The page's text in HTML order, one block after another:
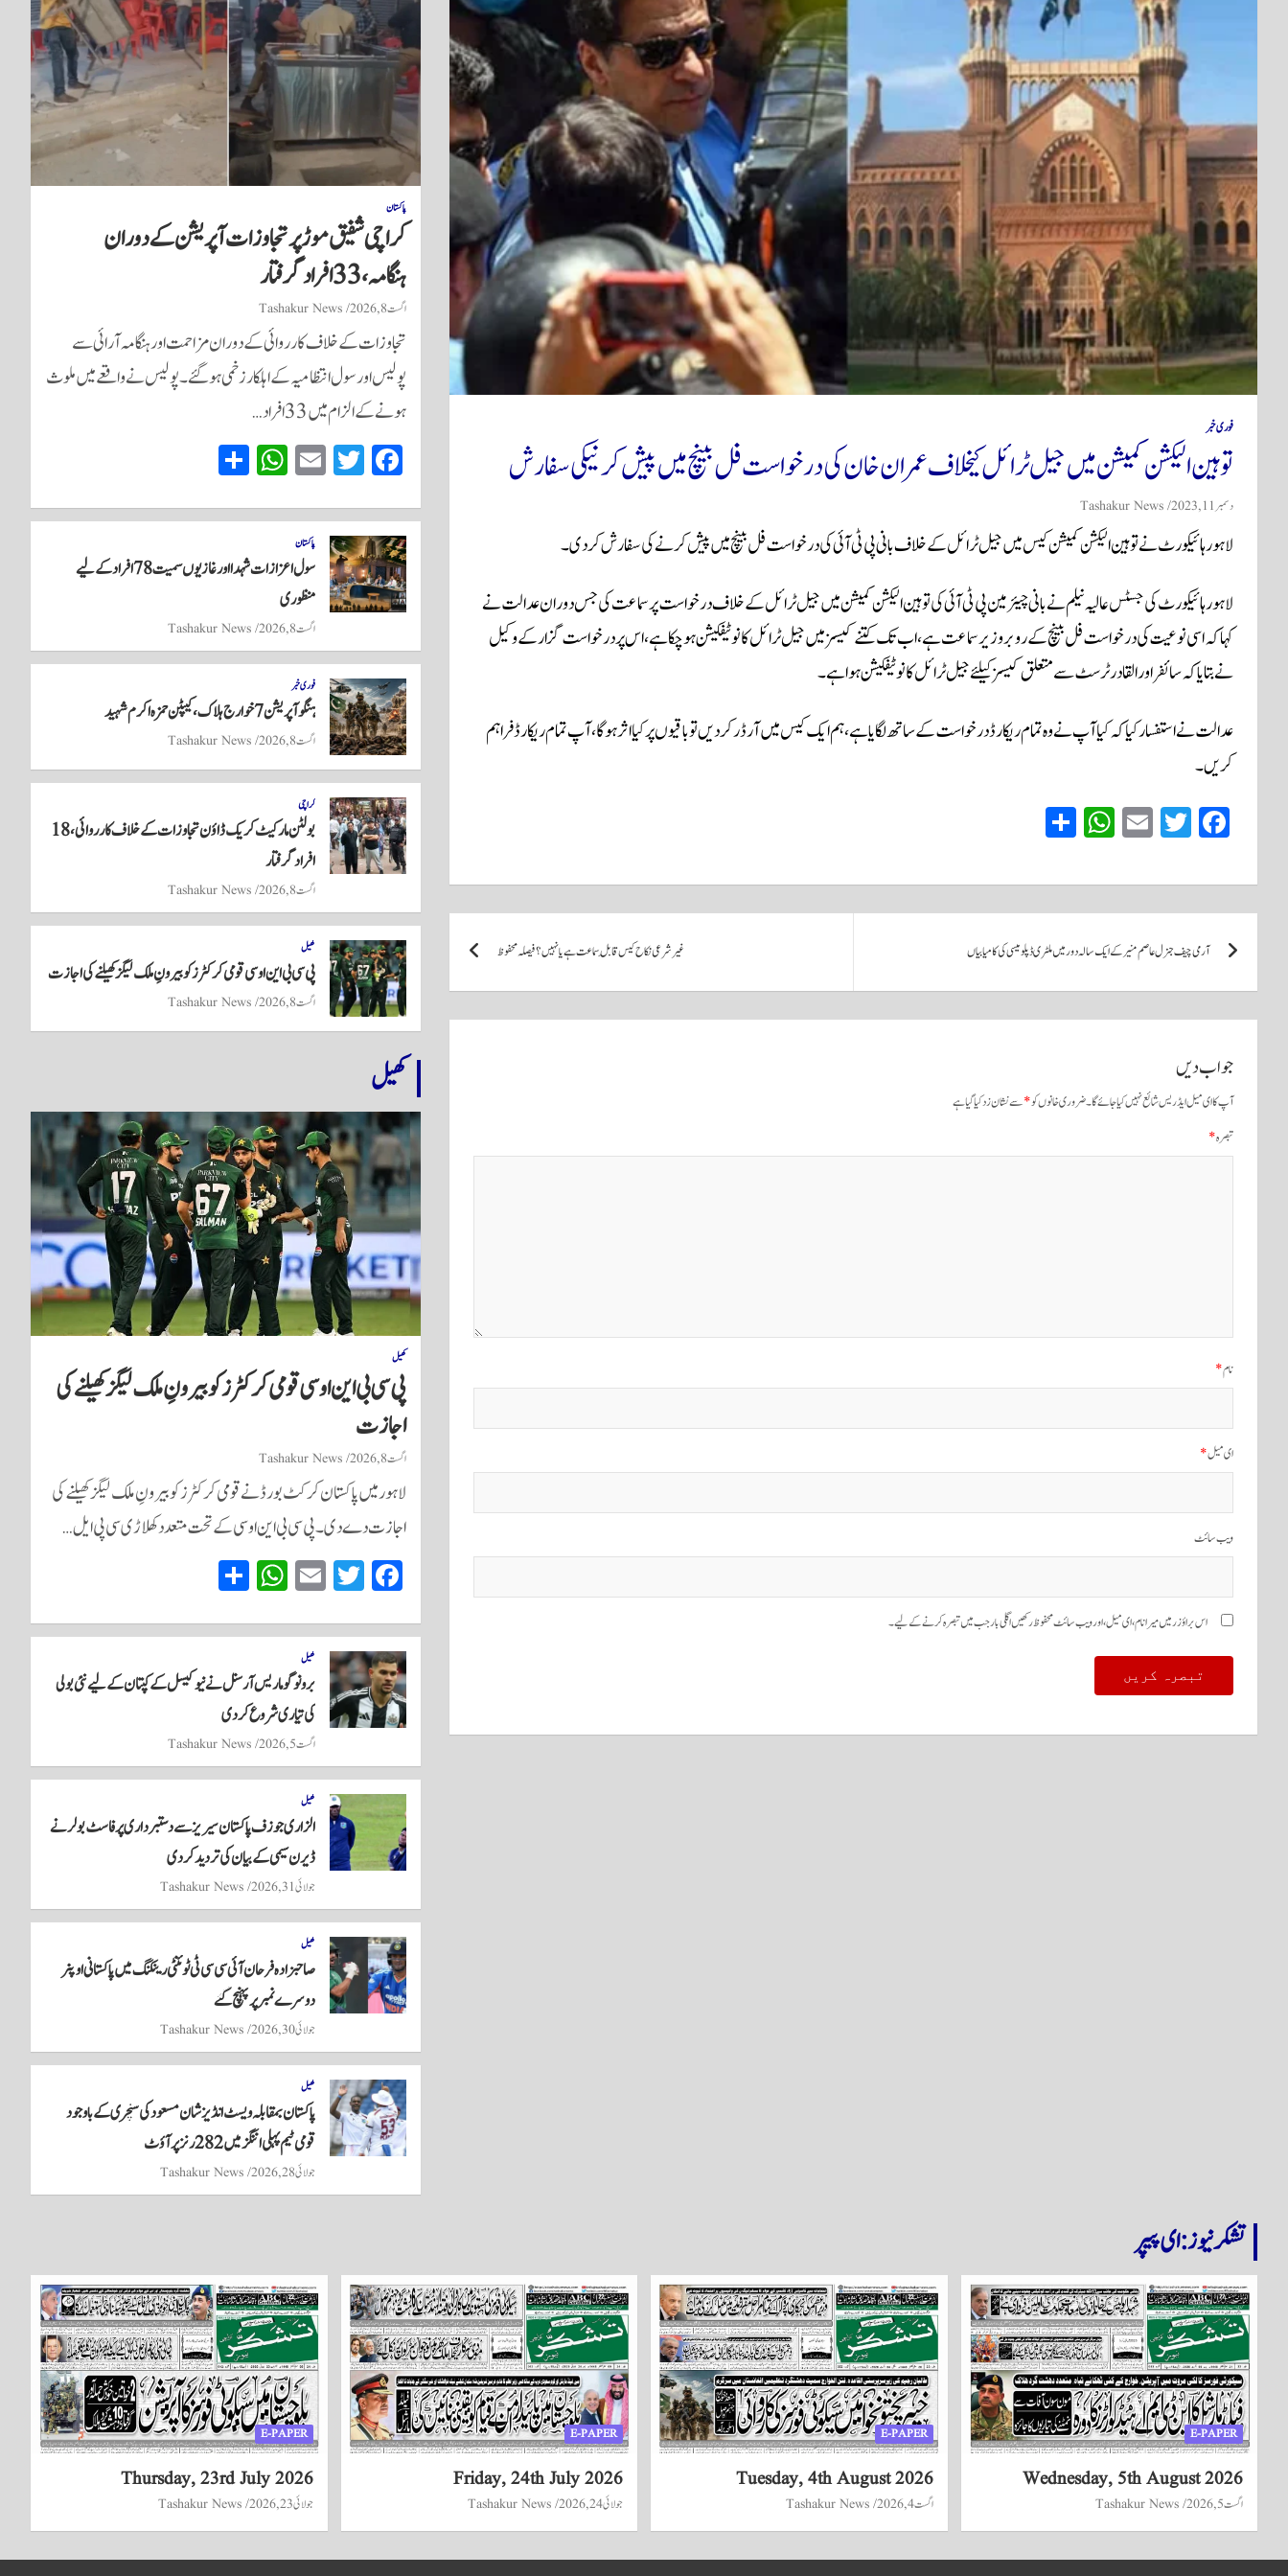
فوری خبر
توہین الیکشن کمیشن میں جیل ٹرائل کیخلاف عمران خان کی درخواست فل بینچ میں پیش کرنیکی سفارش
دسمبر 11, 2023 Tashakur News
لاہور ہائیکورٹ نے توہین الیکشن کمیشن کیس میں جیل ٹرائل کے خلاف بانی پی ٹی آئی کی درخواست فل بینچ میں پیش کرنے کی سفارش کردی۔
لاہور ہائیکورٹ کی جسٹس عالیہ نیلم نے بانی چیئرمین پی ٹی آئی کی توہین الیکشن کمیشن میں جیل ٹرائل کے خلاف درخواست پر سماعت کی جس دوران عدالت نے
کہا کہ اسی نوعیت کی درخواست فل بینچ کے روبرو زیر سماعت ہے، اب تک کتنے کیسز میں جیل ٹرائل کا نوٹیفکیشن ہوچکا ہے، اس پر درخواست گزار کے وکیل
نے بتایا کہ سائفر اور القادر ٹرسٹ سے متعلق کیسز کیلئے جیل ٹرائل کا نوٹیفکیشن ہوا ہے۔
عدالت نے استفسار کیا کہ کیا آپ نے وہ تمام ریکارڈ درخواست کے ساتھ لگایا ہے، ہم ایک کیس میں آرڈر کردیں تو باقیوں پر کیا اثر ہوگا، آپ تمام ریکارڈ فراہم
کریں۔
Fa
ce
bo
ok
T
wi
tte
r
E
m
ail
W
ha
ts
A
pp
re
پوسٹوں
نیویگیشن
آرمی چیف جنرل عاصم منیر کے ایک سالہ دور میں ملٹری ڈپلومیسی کی کامیابیاں غیر شرعی نکاح کیس قابلِ سماعت ہے یا نہیں؟ فیصلہ محفوظ
جواب دیں
آپ کا ای میل ایڈریس شائع نہیں کیا جائے گا۔ضروری خانوں کو*سے نشان زد کیا گیا ہے
تبصرہ*
نام*
ای میل*
ویب‌ سائٹ
اس براؤزر میں میرا نام، ای میل، اور ویب سائٹ محفوظ رکھیں اگلی بار جب میں تبصرہ کرنے کےلیے۔
پاکستان
کراچی شفیق موڑ پر تجاوزات آپریشن کے دوران
ہنگامہ، 33 افراد گرفتار
اگست 8, 2026 Tashakur News
تجاوزات کے خلاف کارروائی کے دوران مزاحمت اور ہنگامہ آرائی سے
پولیس اور سول انتظامیہ کے اہلکار زخمی ہوگئے۔ پولیس نے واقعے میں ملوث
ہونے کے الزام میں 33 افراد…
Fa
ce
bo
ok
T
wi
tte
r
E
m
ail
W
ha
ts
A
pp
re
پاکستان
سول اعزازات شہدا اور غازیوں سمیت 78 افراد کے لیے
منظوری
اگست 8, 2026 Tashakur News
فوری خبر
ہنگو آپریشن 7 خوارج ہلاک، کیپٹن حمزہ اکرم شہید
اگست 8, 2026 Tashakur News
کراچی
بولٹن مارکیٹ کریک ڈاؤن تجاوزات کے خلاف کارروائی، 18
افراد گرفتار
اگست 8, 2026 Tashakur News
کھیل
پی سی بی این او سی قومی کرکٹرز کو بیرونِ ملک لیگز کھیلنے کی اجازت
اگست 8, 2026 Tashakur News
کھیل
کھیل
پی سی بی این او سی قومی کرکٹرز کو بیرونِ ملک لیگز کھیلنے کی
اجازت
اگست 8, 2026 Tashakur News
لاہور میں پاکستان کرکٹ بورڈ نے قومی کرکٹرز کو بیرونِ ملک لیگز کھیلنے کی
اجازت دے دی۔ پی سی بی این او سی کے تحت متعدد کھلاڑی سی پی ایل…
Fa
ce
bo
ok
T
wi
tte
r
E
m
ail
W
ha
ts
A
pp
re
کھیل
برونو گوماریس آرسنل نے نیو کیسل کے کپتان کے لیے نئی بولی
کی تیاری شروع کر دی
اگست 5, 2026 Tashakur News
کھیل
الزاری جوزف پاکستان سیریز سے دستبرداری پر فاسٹ بولر نے
ڈیرن سیمی کے بیان کی تردید کر دی
جولائی 31, 2026 Tashakur News
کھیل
صاحبزادہ فرحان آئی سی سی ٹی ٹوئنٹی رینکنگ میں پاکستانی اوپنر
دوسرے نمبر پر پہنچ گئے
جولائی 30, 2026 Tashakur News
کھیل
پاکستان بمقابلہ ویسٹ انڈیز شان مسعود کی سنچری کے باوجود
قومی ٹیم پہلی اننگز میں 282 رنز پر آؤٹ
جولائی 28, 2026 Tashakur News
تشکر نیوز: ای پیپر
E-PAPER
Wednesday, 5th August 2026
اگست 5, 2026 Tashakur News
E-PAPER
Tuesday, 4th August 2026
اگست 4, 2026 Tashakur News
E-PAPER
Friday, 24th July 2026
جولائی 24, 2026 Tashakur News
E-PAPER
Thursday, 23rd July 2026
جولائی 23, 2026 Tashakur News